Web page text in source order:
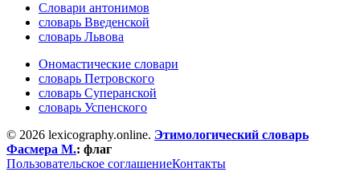
Словари антонимов
словарь Введенской
словарь Львова
Ономастические словари
словарь Петровского
словарь Суперанской
словарь Успенского
© 2026 lexicography.online. Этимологический словарь
Фасмера М.: флаг
Пользовательское соглашениеКонтакты